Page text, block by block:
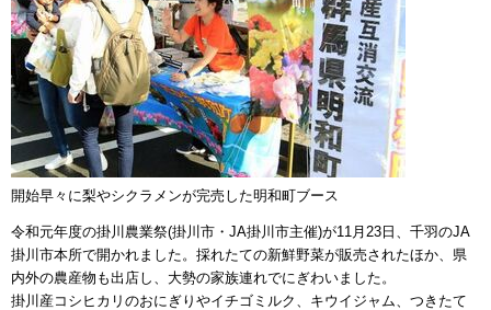
開始早々に梨やシクラメンが完売した明和町ブース
令和元年度の掛川農業祭(掛川市・JA掛川市主催)が11月23日、千羽のJA
掛川市本所で開かれました。採れたての新鮮野菜が販売されたほか、県
内外の農産物も出店し、大勢の家族連れでにぎわいました。
掛川産コシヒカリのおにぎりやイチゴミルク、キウイジャム、つきたて